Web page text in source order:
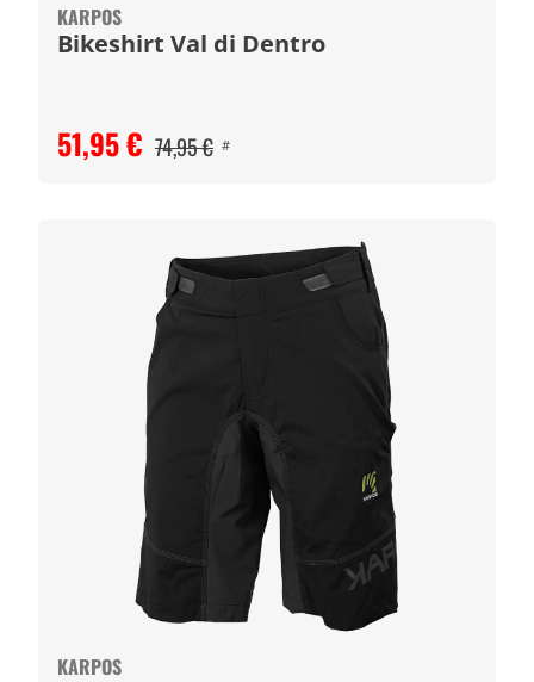
KARPOS
Bikeshirt Val di Dentro
51,95 € 74,95 € #
KARPOS